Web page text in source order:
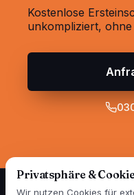
Kostenlose
unkompliziert,
Privatsphäre &
Wir nutzen Cookies für